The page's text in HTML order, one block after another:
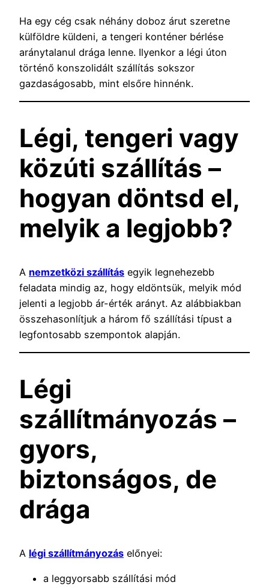
Ha egy cég csak néhány doboz árut szeretne
külföldre küldeni, a tengeri konténer bérlése
aránytalanul drága lenne. Ilyenkor a légi úton
történő konszolidált szállítás sokszor
gazdaságosabb, mint elsőre hinnénk.
Légi, tengeri vagy
közúti szállítás –
hogyan döntsd el,
melyik a legjobb?
A nemzetközi szállítás egyik legnehezebb
feladata mindig az, hogy eldöntsük, melyik mód
jelenti a legjobb ár-érték arányt. Az alábbiakban
összehasonlítjuk a három fő szállítási típust a
legfontosabb szempontok alapján.
Légi
szállítmányozás –
gyors,
biztonságos, de
drága
A légi szállítmányozás előnyei:
a leggyorsabb szállítási mód